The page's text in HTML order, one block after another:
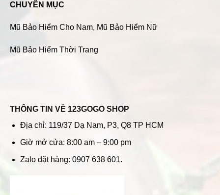
CHUYÊN MỤC
Mũ Bảo Hiểm Cho Nam, Mũ Bảo Hiểm Nữ
Mũ Bảo Hiểm Thời Trang
THÔNG TIN VỀ 123GOGO SHOP
Địa chỉ: 119/37 Dạ Nam, P3, Q8 TP HCM
Giờ mở cửa: 8:00 am – 9:00 pm
Zalo đặt hàng: 0907 638 601.